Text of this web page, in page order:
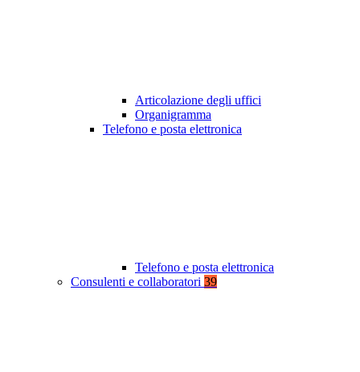
Articolazione degli uffici
Organigramma
Telefono e posta elettronica
Telefono e posta elettronica
Consulenti e collaboratori 39